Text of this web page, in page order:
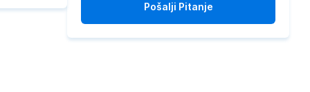
Pošalji Pitanje